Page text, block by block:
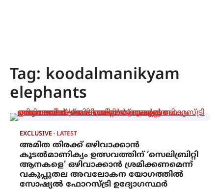
Tag: koodalmanikyam
elephants
EXCLUSIVE LATEST
അമിത തിരക്ക് ഒഴിവാക്കാൻ
കൂടൽമാണിക്യം ഉത്സവത്തിന് ‘സെലിബ്രിറ്റി
ആനകളെ’ ഒഴിവാക്കാൻ ശ്രമിക്കണമെന്ന്
വകുപ്പുതല അവലോകന യോഗത്തിൽ
സോഷ്യൽ ഫോറസ്ട്രി ഉദ്യോഗസ്ഥർ